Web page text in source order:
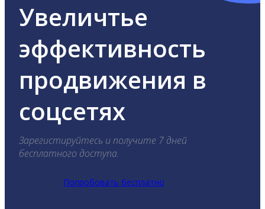
Увеличтье
эффективность
продвижения в
соцсетях
Зарегистируйтесь и получите 7 дней
бесплатного доступа.
Попробовать бесплатно